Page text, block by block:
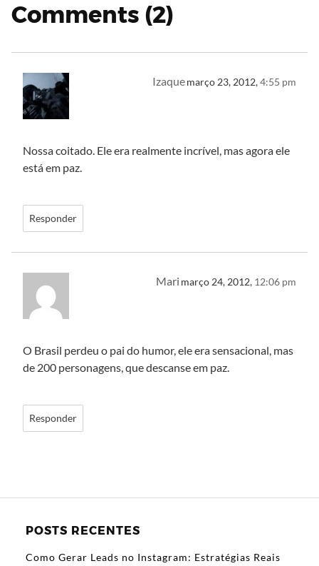
Comments (2)
Izaquemarço 23, 2012,4:55 pm
Nossa coitado. Ele era realmente incrível, mas agora ele
está em paz.
Responder
Mari março 24, 2012, 12:06 pm
O Brasil perdeu o pai do humor, ele era sensacional, mas
de 200 personagens, que descanse em paz.
Responder
POSTS RECENTES
Como Gerar Leads no Instagram: Estratégias Reais